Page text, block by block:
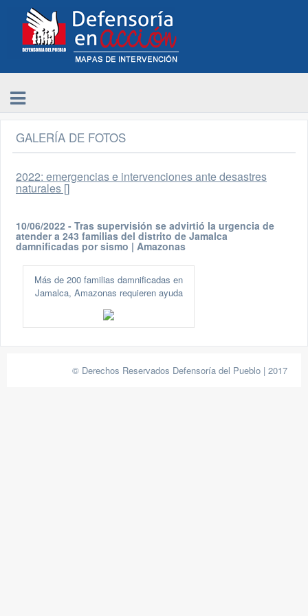
GALERÍA DE FOTOS
2022: emergencias e intervenciones ante desastres
naturales []
10/06/2022 - Tras supervisión se advirtió la urgencia de
atender a 243 familias del distrito de Jamalca
damnificadas por sismo | Amazonas
Más de 200 familias damnificadas en
Jamalca, Amazonas requieren ayuda
© Derechos Reservados Defensoría del Pueblo | 2017